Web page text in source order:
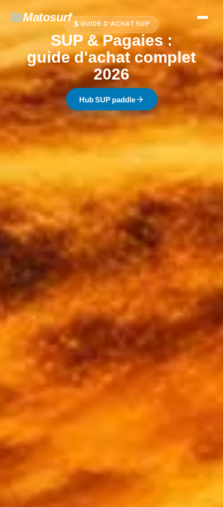
wavesMatosurf 🏄 GUIDE D'ACHAT SUP
SUP & Pagaies :
guide d'achat complet
2026
Hub SUP paddlearrow_forward